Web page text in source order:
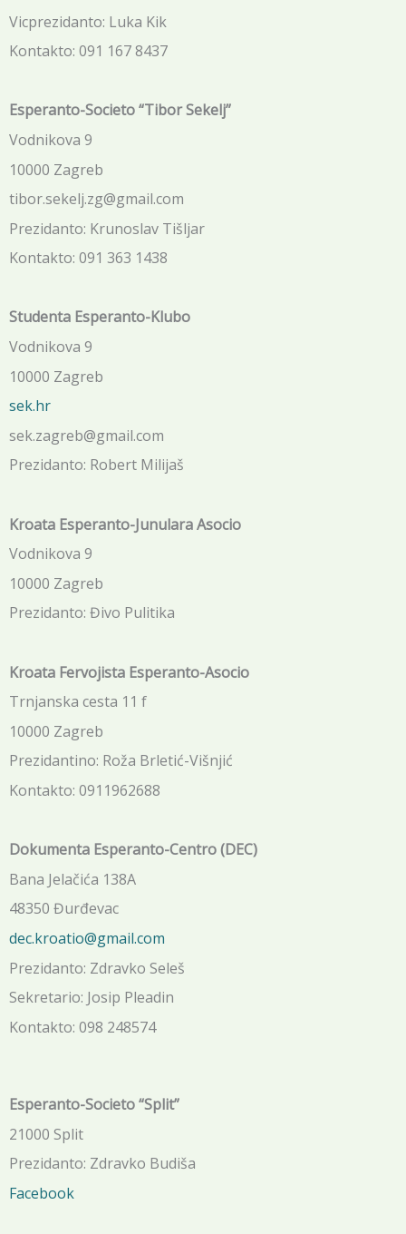
Vicprezidanto: Luka Kik
Kontakto: 091 167 8437
Esperanto-Societo “Tibor Sekelj”
Vodnikova 9
10000 Zagreb
tibor.sekelj.zg@gmail.com
Prezidanto: Krunoslav Tišljar
Kontakto: 091 363 1438
Studenta Esperanto-Klubo
Vodnikova 9
10000 Zagreb
sek.hr
sek.zagreb@gmail.com
Prezidanto: Robert Milijaš
Kroata Esperanto-Junulara Asocio
Vodnikova 9
10000 Zagreb
Prezidanto: Đivo Pulitika
Kroata Fervojista Esperanto-Asocio
Trnjanska cesta 11 f
10000 Zagreb
Prezidantino: Roža Brletić-Višnjić
Kontakto: 0911962688
Dokumenta Esperanto-Centro (DEC)
Bana Jelačića 138A
48350 Đurđevac
dec.kroatio@gmail.com
Prezidanto: Zdravko Seleš
Sekretario: Josip Pleadin
Kontakto: 098 248574
Esperanto-Societo “Split”
21000 Split
Prezidanto: Zdravko Budiša
Facebook